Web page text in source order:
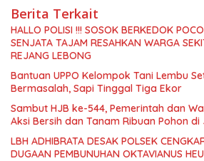
Berita Terkait
HALLO POLISI !!! SOSOK BERKEDOK
SENJATA TAJAM RESAHKAN WARGA
REJANG LEBONG
Bantuan UPPO Kelompok Tani Lembu
Bermasalah, Sapi Tinggal Tiga Ekor
Sambut HJB ke-544, Pemerintah dan
Aksi Bersih dan Tanam Ribuan Pohon di
LBH ADHIBRATA DESAK POLSEK
DUGAAN PEMBUNUHAN OKTAVIANUS